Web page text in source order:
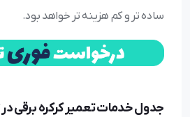
ساده تر و کم هزینه تر خواهد بود.
جدول خدمات تعمیر کرکره برقی در